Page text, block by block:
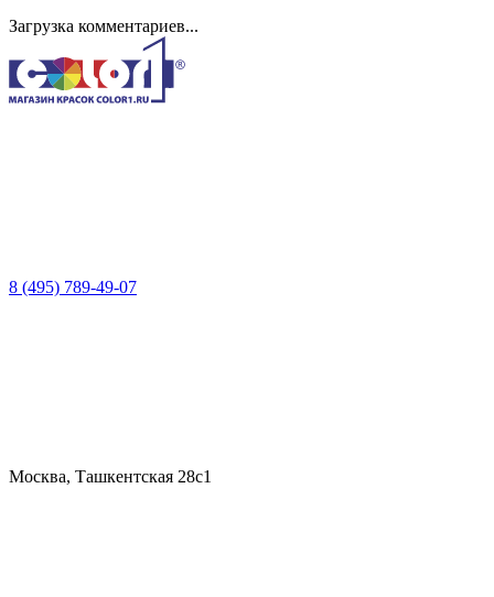
Загрузка комментариев...
8 (495) 789-49-07
Москва, Ташкентская 28с1